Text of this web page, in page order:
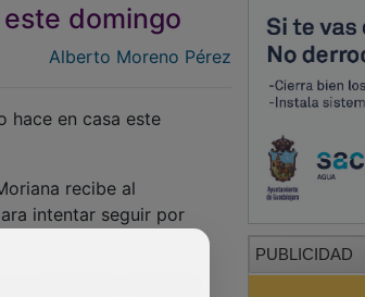
domingo
Alberto Moreno Pérez
hace en casa este
recibe al
intentar seguir por
‘cachorros’. El equipo
PUBLICIDAD